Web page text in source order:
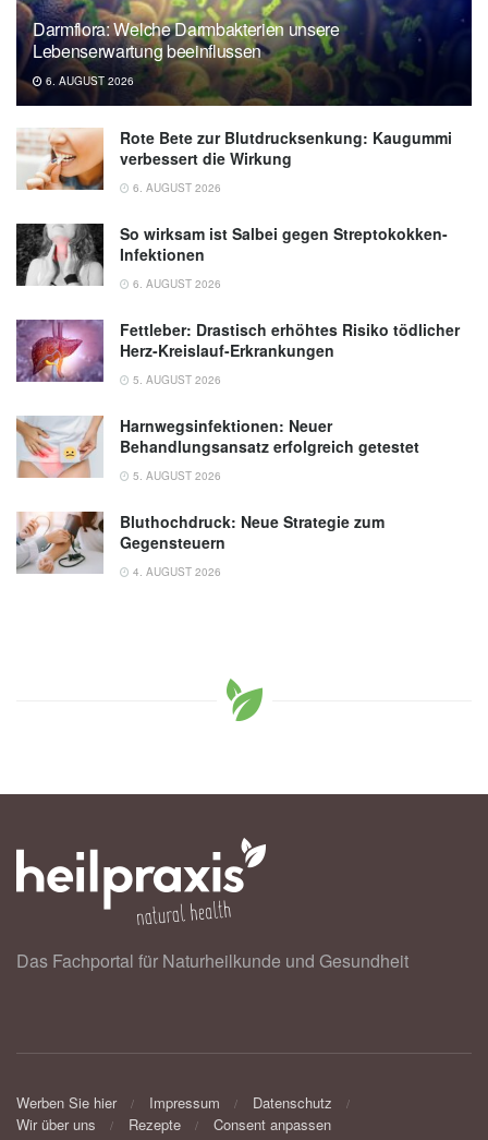
Darmflora: Welche Darmbakterien unsere
Lebenserwartung beeinflussen
6. AUGUST 2026
Rote Bete zur Blutdrucksenkung: Kaugummi
verbessert die Wirkung
6. AUGUST 2026
So wirksam ist Salbei gegen Streptokokken-
Infektionen
6. AUGUST 2026
Fettleber: Drastisch erhöhtes Risiko tödlicher
Herz-Kreislauf-Erkrankungen
5. AUGUST 2026
Harnwegsinfektionen: Neuer
Behandlungsansatz erfolgreich getestet
5. AUGUST 2026
Bluthochdruck: Neue Strategie zum
Gegensteuern
4. AUGUST 2026
Das Fachportal für Naturheilkunde und Gesundheit
Werben Sie hier Impressum
Datenschutz
Wir über uns
Rezepte Consent anpassen